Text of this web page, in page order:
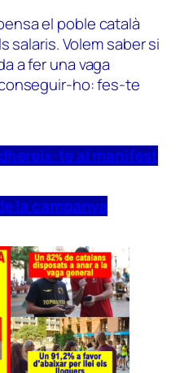
el poble català
salaris. Volem saber si
a fer una vaga
ho: fes-te
te al manifest
la campanya